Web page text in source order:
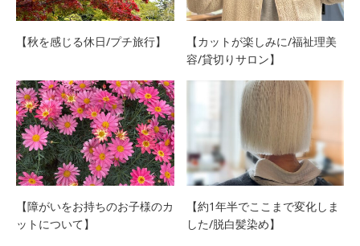
【秋を感じる休日/プチ旅行】
【カットが楽しみに/福祉理美
容/貸切りサロン】
【障がいをお持ちのお子様のカ
ットについて】
【約1年半でここまで変化しま
した/脱白髪染め】